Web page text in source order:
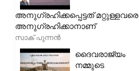
അനുഗ്രഹിക്കപ്പെട്ടത് മറ്റുള്ളവരെ
അനുഗ്രഹിക്കാനാണ്
സാക് പുന്നൻ
ദൈവരാജ്യം
നമ്മുടെ